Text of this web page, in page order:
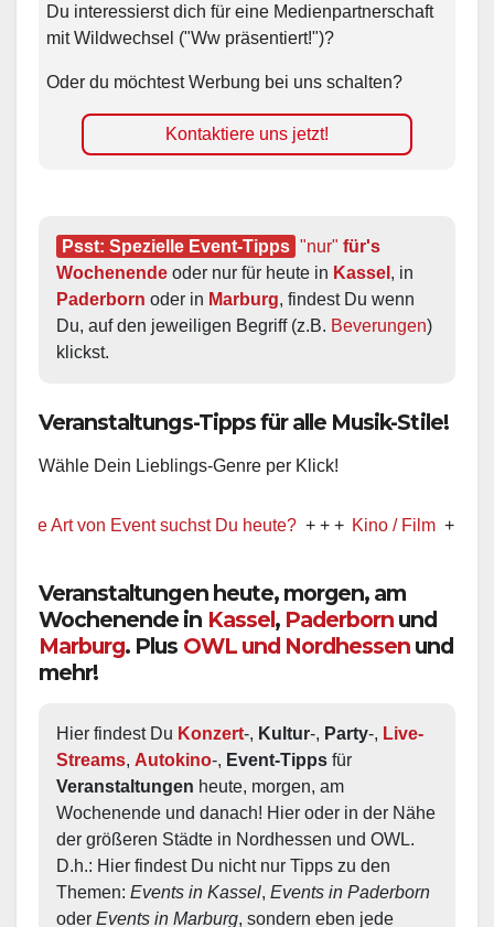
Du interessierst dich für eine Medienpartnerschaft
mit Wildwechsel ("Ww präsentiert!")?
Oder du möchtest Werbung bei uns schalten?
Kontaktiere uns jetzt!
Psst: Spezielle Event-Tipps "nur" für's
Wochenende oder nur für heute in Kassel
Paderborn oder in Marburg, findest Du wenn
Du, auf den jeweiligen Begriff (z.B. Beverungen)
klickst.
Veranstaltungs-Tipps für alle Musik-Stile!
Wähle Dein Lieblings-Genre per Klick!
von Event suchst Du heute? + + + Kino / Film + + + Ww
Veranstaltungen heute, morgen, am
Wochenende in Kassel, Paderborn und
Marburg. Plus OWL und Nordhessen und
mehr!
Hier findest Du Konzert-, Kultur-, Party-, Live-
Streams, Autokino-, Event-Tipps
Veranstaltungen heute, morgen, am
Wochenende und danach! Hier oder in der Nähe
der größeren Städte in Nordhessen und OWL.
D.h.: Hier findest Du nicht nur Tipps zu den
Themen: Events in Kassel, Events in Paderborn
oder Events in Marburg, sondern eben jede